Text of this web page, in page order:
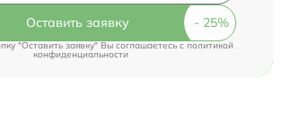
Оставить заявку
"Оставить заявку" Вы соглашаетесь cполитикой
конфиденциальности